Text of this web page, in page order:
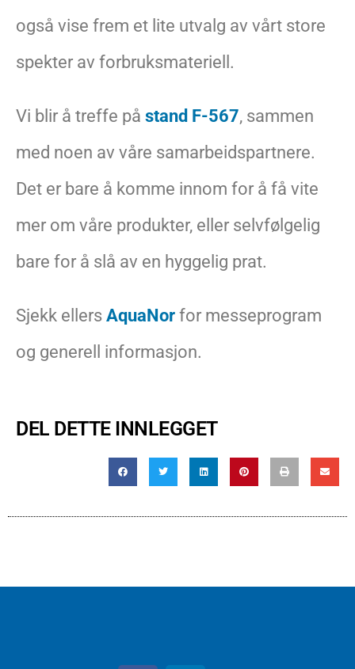
også vise frem et lite utvalg av vårt store
spekter av forbruksmateriell.
Vi blir å treffe på stand F-567, sammen
med noen av våre samarbeidspartnere.
Det er bare å komme innom for å få vite
mer om våre produkter, eller selvfølgelig
bare for å slå av en hyggelig prat.
Sjekk ellers AquaNor for messeprogram
og generell informasjon.
DEL DETTE INNLEGGET